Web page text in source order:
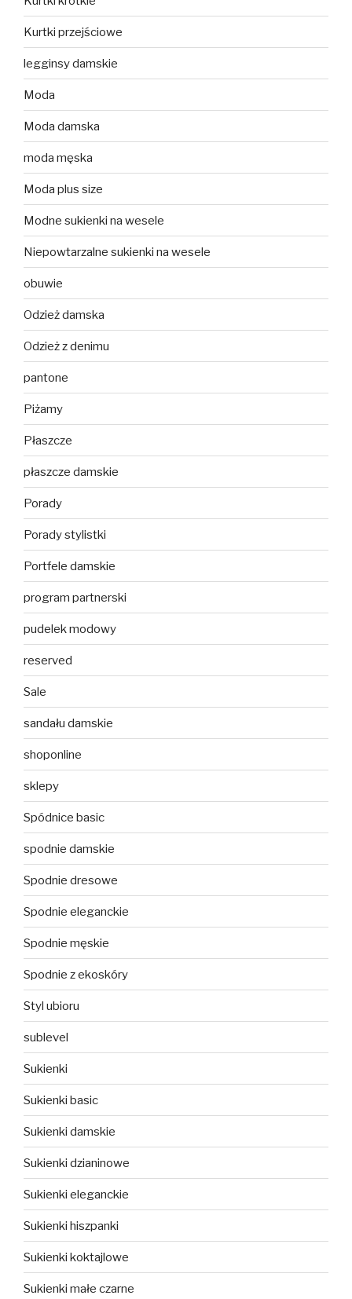
Kurtki przejściowe
legginsy damskie
Moda
Moda damska
moda męska
Moda plus size
Modne sukienki na wesele
Niepowtarzalne sukienki na wesele
obuwie
Odzież damska
Odzież z denimu
pantone
Piżamy
Płaszcze
płaszcze damskie
Porady
Porady stylistki
Portfele damskie
program partnerski
pudelek modowy
reserved
Sale
sandału damskie
shoponline
sklepy
Spódnice basic
spodnie damskie
Spodnie dresowe
Spodnie eleganckie
Spodnie męskie
Spodnie z ekoskóry
Styl ubioru
sublevel
Sukienki
Sukienki basic
Sukienki damskie
Sukienki dzianinowe
Sukienki eleganckie
Sukienki hiszpanki
Sukienki koktajlowe
Sukienki małe czarne